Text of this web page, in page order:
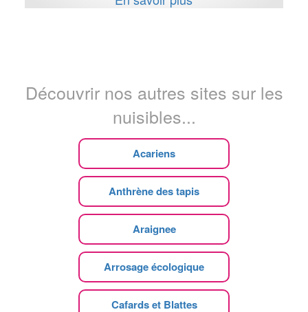
Découvrir nos autres sites sur les
nuisibles...
Acariens
Anthrène des tapis
Araignee
Arrosage écologique
Cafards et Blattes